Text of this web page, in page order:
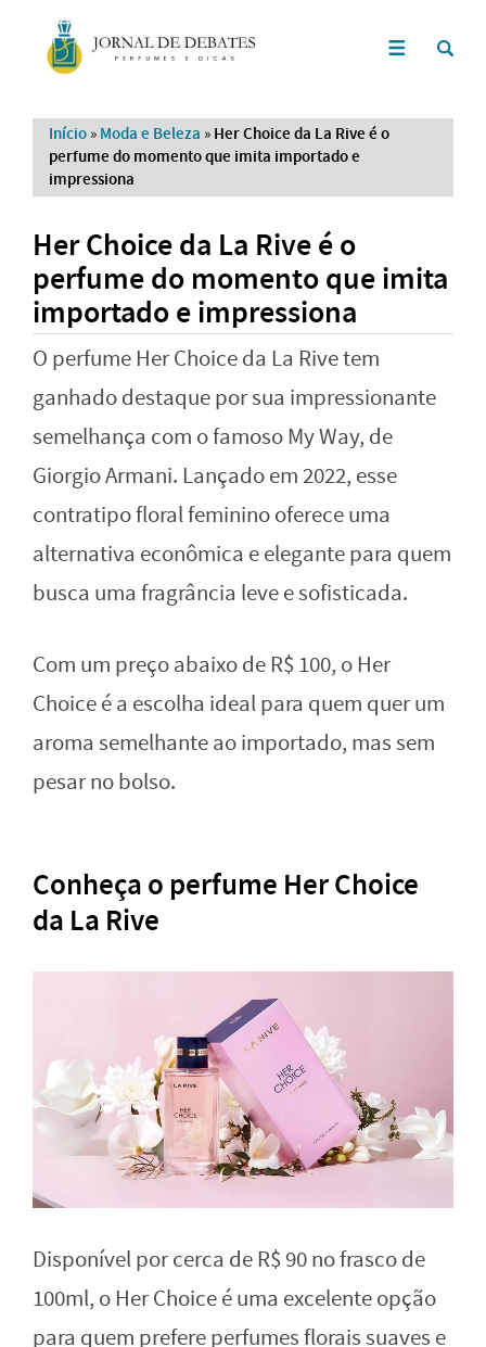
Início » Moda e Beleza » Her Choice da La Rive é o
perfume do momento que imita importado e
impressiona
Her Choice da La Rive é o
perfume do momento que imita
importado e impressiona
O perfume Her Choice da La Rive tem
ganhado destaque por sua impressionante
semelhança com o famoso My Way, de
Giorgio Armani. Lançado em 2022, esse
contratipo floral feminino oferece uma
alternativa econômica e elegante para quem
busca uma fragrância leve e sofisticada.
Com um preço abaixo de R$ 100, o Her
Choice é a escolha ideal para quem quer um
aroma semelhante ao importado, mas sem
pesar no bolso.
Conheça o perfume Her Choice
da La Rive
Disponível por cerca de R$ 90 no frasco de
100ml, o Her Choice é uma excelente opção
para quem prefere perfumes florais suaves e